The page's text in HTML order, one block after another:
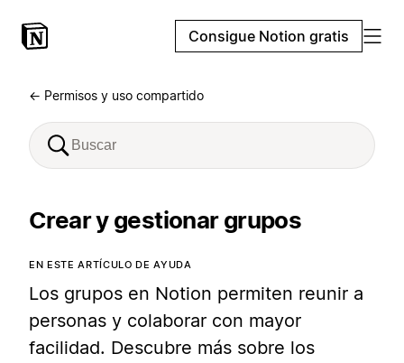
Consigue Notion gratis
← Permisos y uso compartido
Crear y gestionar grupos
EN ESTE ARTÍCULO DE AYUDA
Los grupos en Notion permiten reunir a
personas y colaborar con mayor
facilidad. Descubre más sobre los